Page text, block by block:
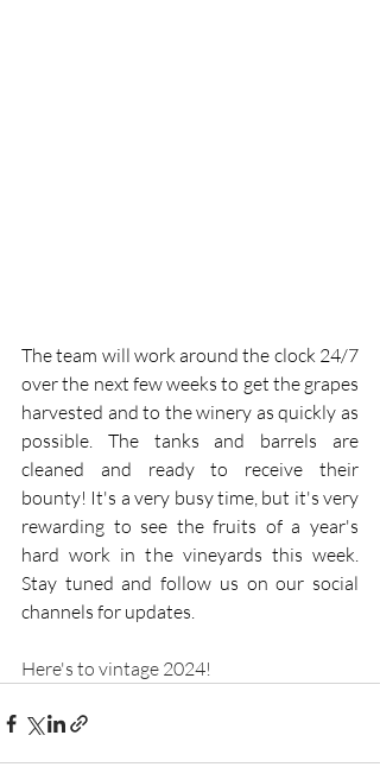
The team will work around the clock 24/7
over the next few weeks to get the grapes
harvested and to the winery as quickly as
possible. The tanks and barrels are
cleaned and ready to receive their
bounty! It's a very busy time, but it's very
rewarding to see the fruits of a year's
hard work in the vineyards this week.
Stay tuned and follow us on our social
channels for updates.
Here's to vintage 2024!